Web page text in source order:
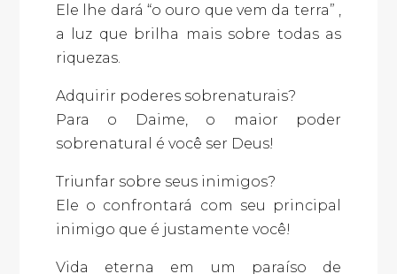
Ele lhe dará “o ouro que vem da terra” ,
a luz que brilha mais sobre todas as
riquezas.
Adquirir poderes sobrenaturais?
Para o Daime, o maior poder
sobrenatural é você ser Deus!
Triunfar sobre seus inimigos?
Ele o confrontará com seu principal
inimigo que é justamente você!
Vida eterna em um paraíso de